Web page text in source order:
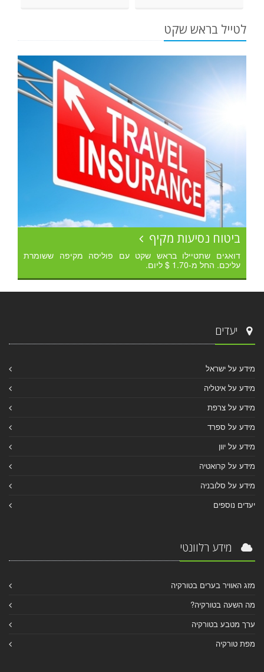
לטייל בראש שקט
ביטוח נסיעות מקיף
דואגים שתטיילו בראש שקט עם פוליסה מקיפה ששומרת
עליכם. החל מ-1.70 $ ליום.
יעדים
מידע על ישראל
מידע על איטליה
מידע על צרפת
מידע על ספרד
מידע על יוון
מידע על קרואטיה
מידע על סלובניה
יעדים נוספים
מידע רלוונטי
מזג האוויר בערים בטורקיה
מה השעה בטורקיה?
ערך מטבע בטורקיה
מפת טורקיה